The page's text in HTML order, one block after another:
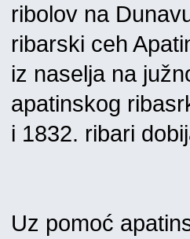
ribolov na
ribarski ceh
iz naselja na
apatinskog
i 1832. ribari
Uz pomoć